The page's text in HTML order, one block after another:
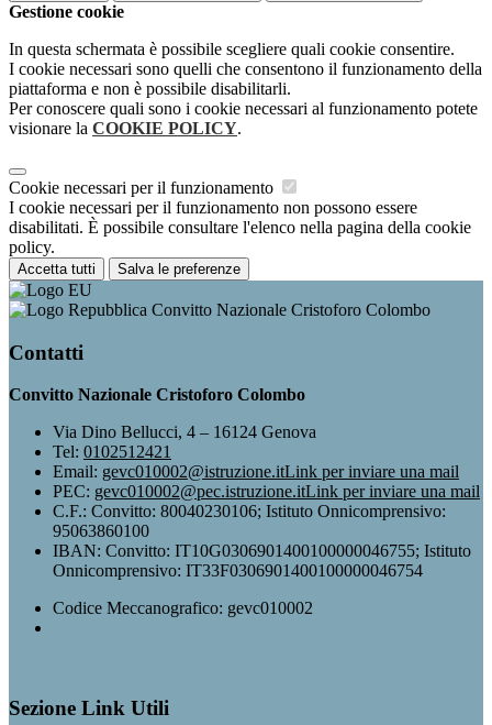
Gestione cookie
In questa schermata è possibile scegliere quali cookie consentire.
I cookie necessari sono quelli che consentono il funzionamento della
piattaforma e non è possibile disabilitarli.
Per conoscere quali sono i cookie necessari al funzionamento potete
visionare la COOKIE POLICY.
Cookie necessari per il funzionamento
I cookie necessari per il funzionamento non possono essere
disabilitati. È possibile consultare l'elenco nella pagina della cookie
policy.
Accetta tutti Salva le preferenze
Convitto Nazionale Cristoforo Colombo
Contatti
Convitto Nazionale Cristoforo Colombo
Via Dino Bellucci, 4 – 16124 Genova
Tel: 0102512421
Email: gevc010002@istruzione.itLink per inviare una mail
PEC: gevc010002@pec.istruzione.itLink per inviare una mail
C.F.: Convitto: 80040230106; Istituto Onnicomprensivo:
95063860100
IBAN: Convitto: IT10G0306901400100000046755; Istituto
Onnicomprensivo: IT33F0306901400100000046754
Codice Meccanografico: gevc010002
Sezione Link Utili